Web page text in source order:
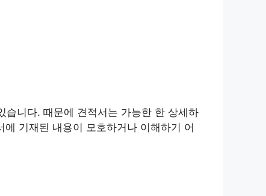
습니다. 때문에 견적서는 가능한 한 상세하
기재된 내용이 모호하거나 이해하기 어